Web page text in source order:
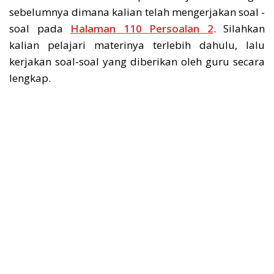
sebelumnya dimana kalian telah mengerjakan soal -
soal pada Halaman 110 Persoalan 2. Silahkan
kalian pelajari materinya terlebih dahulu, lalu
kerjakan soal-soal yang diberikan oleh guru secara
lengkap.